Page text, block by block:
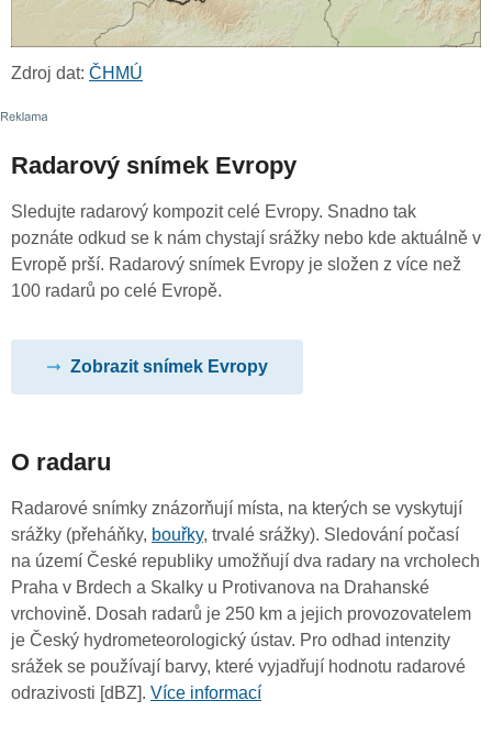
Zdroj dat: ČHMÚ
Radarový snímek Evropy
Sledujte radarový kompozit celé Evropy. Snadno tak
poznáte odkud se k nám chystají srážky nebo kde aktuálně v
Evropě prší. Radarový snímek Evropy je složen z více než
100 radarů po celé Evropě.
Zobrazit snímek Evropy
O radaru
Radarové snímky znázorňují místa, na kterých se vyskytují
srážky (přeháňky, bouřky, trvalé srážky). Sledování počasí
na území České republiky umožňují dva radary na vrcholech
Praha v Brdech a Skalky u Protivanova na Drahanské
vrchovině. Dosah radarů je 250 km a jejich provozovatelem
je Český hydrometeorologický ústav. Pro odhad intenzity
srážek se používají barvy, které vyjadřují hodnotu radarové
odrazivosti [dBZ]. Více informací